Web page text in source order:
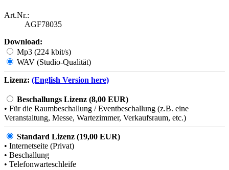
Art.Nr.:
AGF78035
Download:
Mp3 (224 kbit/s)
WAV (Studio-Qualität)
Lizenz: (English Version here)
Beschallungs Lizenz (8,00 EUR)
• Für die Raumbeschallung / Eventbeschallung (z.B. eine
Veranstaltung, Messe, Wartezimmer, Verkaufsraum, etc.)
Standard Lizenz (19,00 EUR)
• Internetseite (Privat)
• Beschallung
• Telefonwarteschleife